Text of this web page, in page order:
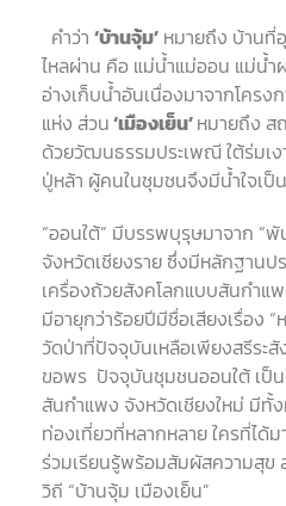
คำว่า ‘บ้านจุ้ม’ หมายถึง บ้านที่
ไหลผ่าน คือ แม่น้ำแม่ออน แม่น้ำ
อ่างเก็บน้ำอันเนื่องมาจากโครง
แห่ง ส่วน‘เมืองเย็น’หมายถึง ส
ด้วยวัฒนธรรมประเพณีใต้ร่มเ
ปู่หล้า ผู้คนในชุมชนจึงมีน้ำใจเ
“ออนใต้” มีบรรพบุรุษมาจาก “พั
จังหวัดเชียงรายซึ่งมีหลักฐานป
เครื่องถ้วยสังคโลกแบบสันกำแ
มีอายุกว่าร้อยปีมีชื่อเสียงเรื่อง “
วัดป่าที่ปัจจุบันเหลือเพียงสรีระสั
ขอพร ปัจจุบันชุมชนออนใต้ เป็
สันกำแพง จังหวัดเชียงใหม่ มีทั้
ท่องเที่ยวที่หลากหลายใครที่ได้
ร่วมเรียนรู้พร้อมสัมผัสความสุข
วิถี “บ้านจุ้ม เมืองเย็น”